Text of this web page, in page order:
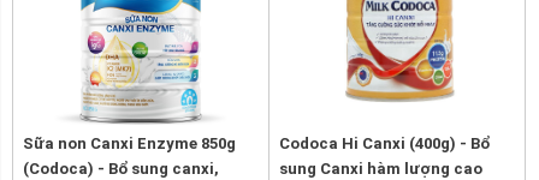
Sữa non Canxi Enzyme 850g
(Codoca) - Bổ sung canxi,
Codoca Hi Canxi (400g) - Bổ
sung Canxi hàm lượng cao